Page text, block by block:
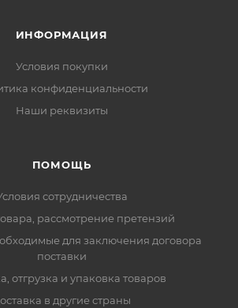
ИНФОРМАЦИЯ
Условия покупки
конфиденциальности
Наши реквизиты
ПОМОЩЬ
сотрудничества
рассмотрение претензий
для заключения договора
поставки
отгрузка и упаковка товаров
в другие страны